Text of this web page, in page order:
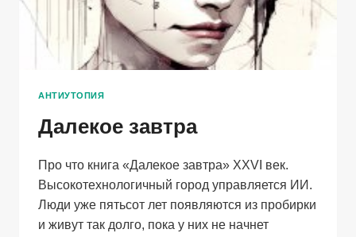
АНТИУТОПИЯ
Далекое завтра
Про что книга «Далекое завтра» XXVI век.
Высокотехнологичный город управляется ИИ.
Люди уже пятьсот лет появляются из пробирки
и живут так долго, пока у них не начнет